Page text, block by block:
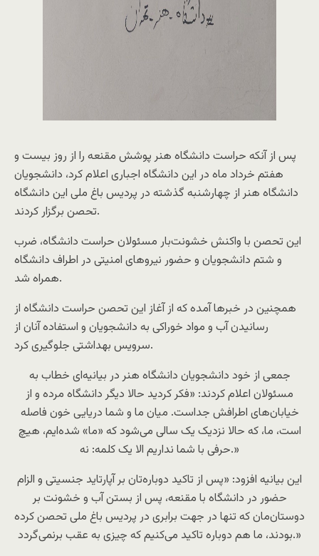
پس از آنکه حراست دانشگاه هنر پوشش مقنعه را از روز بیست و
هفتم خرداد ماه در این دانشگاه اجباری اعلام کرد، دانشجویان
دانشگاه هنر از چهارشنبه گذشته در پردیس باغ ملی این دانشگاه
تحصن برگزار کردند.
این تحصن با واکنش خشونت‌بار مسئولان حراست دانشگاه، ضرب
و شتم دانشجویان و حضور نیروهای امنیتی در اطراف دانشگاه
همراه شد.
همچنین در خبرها آمده که از آغاز این تحصن حراست دانشگاه از
رسانیدن آب و مواد خوراکی به دانشجویان و استفاده‌ آنان از
سرویس‌ بهداشتی جلوگیری کرد.
جمعی از خود دانشجویان دانشگاه هنر در بیانیه‌ای خطاب به
مسئولان اعلام کردند: «فکر کردید حالا دیگر دانشگاه مرده و از
خیابان‌های اطرافش جداست. میان ما و شما دریایی خون فاصله
است، ما، که حالا نزدیک یک سالی می‌شود که «ما» شده‌ایم، هیچ
حرفی با شما نداریم الا یک کلمه: نه.»
این بیانیه افزود: «پس از تاکید دوباره‌تان بر آپارتاید جنسیتی و الزام
حضور در دانشگاه با مقنعه، پس از بستن آب و خشونت بر
دوستان‌مان که تنها در جهت برابری در پردیس باغ ملی تحصن کرده
بودند، ما هم دوباره تاکید می‌کنیم که چیزی به عقب برنمی‌گردد.»